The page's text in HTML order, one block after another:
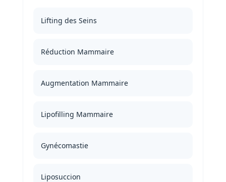
cliniques
Nos
articles
Avant
/
Devis
Lifting des Seins
Réduction Mammaire
Augmentation Mammaire
Lipofilling Mammaire
Gynécomastie
Liposuccion